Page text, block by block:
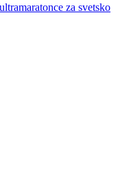
za svetsko